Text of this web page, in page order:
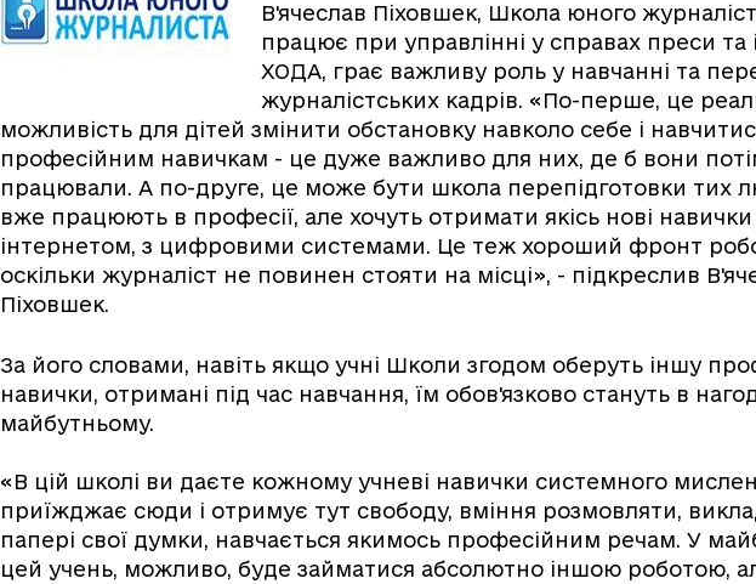
В'ячеслав Піховшек, Школа юного
працює при управлінні у справах преси та
ХОДА, грає важливу роль у навчанні та
журналістських кадрів. «По-перше, це
можливість для дітей змінити обстановку навколо себе і
професійним навичкам - це дуже важливо для них, де б вони
працювали. А по-друге, це може бути школа перепідготовки тих
вже працюють в професії, але хочуть отримати якісь нові
інтернетом, з цифровими системами. Це теж хороший фронт
оскільки журналіст не повинен стояти на місці», - підкреслив
Піховшек.
За його словами, навіть якщо учні Школи згодом оберуть іншу
навички, отримані під час навчання, їм обов'язково стануть в
майбутньому.
«В цій школі ви даєте кожному учневі навички системного
приїжджає сюди і отримує тут свободу, вміння розмовляти,
папері свої думки, навчається якимось професійним речам. У
цей учень, можливо, буде займатися абсолютно іншою роботою,